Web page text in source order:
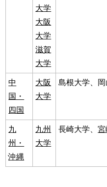
大学
大阪
大学
滋賀
大学
中
国・
四国
大阪
大学
島根大学、
九
州・
沖縄
九州
大学
長崎大学、宮